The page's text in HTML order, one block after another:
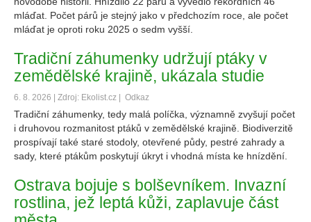
mláďat. Počet párů je stejný jako v předchozím roce, ale počet
mláďat je oproti roku 2025 o sedm vyšší.
Tradiční záhumenky udržují ptáky v
zemědělské krajině, ukázala studie
6. 8. 2026 | Zdroj: Ekolist.cz | Odkaz
Tradiční záhumenky, tedy malá políčka, významně zvyšují počet
i druhovou rozmanitost ptáků v zemědělské krajině. Biodiverzitě
prospívají také staré stodoly, otevřené půdy, pestré zahrady a
sady, které ptákům poskytují úkryt i vhodná místa ke hnízdění.
Ostrava bojuje s bolševníkem. Invazní
rostlina, jež leptá kůži, zaplavuje část